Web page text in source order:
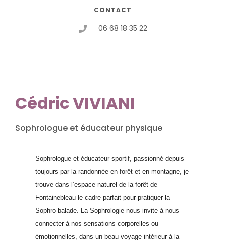
CONTACT
06 68 18 35 22
Cédric VIVIANI
Sophrologue et éducateur physique
Sophrologue et éducateur sportif, passionné depuis
toujours par la randonnée en forêt et en montagne, je
trouve dans l’espace naturel de la forêt de
Fontainebleau le cadre parfait pour pratiquer la
Sophro-balade. La Sophrologie nous invite à nous
connecter à nos sensations corporelles ou
émotionnelles, dans un beau voyage intérieur à la